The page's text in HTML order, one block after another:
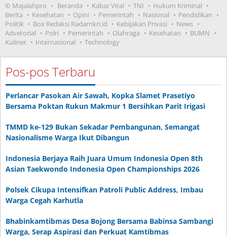
© Majalahpro Beranda Kabar Viral TNI
Hukum Kriminal
Berita
Kesehatan Opini Pemerintah Nasional
Pendidikan
Politik
Box Redaksi Radarnkri.id Kebijakan Privasi
News
Advetorial
Polri Pemerintah Olahraga Kesehatan
BUMN
Kuliner
Internasional Technology
Pos-pos Terbaru
Perlancar Pasokan Air Sawah, Kopka Slamet Prasetiyo
Bersama Poktan Rukun Makmur 1 Bersihkan Parit Irigasi
TMMD ke-129 Bukan Sekadar Pembangunan, Semangat
Nasionalisme Warga Ikut Dibangun
Indonesia Berjaya Raih Juara Umum Indonesia Open 8th
Asian Taekwondo Indonesia Open Championships 2026
Polsek Cikupa Intensifkan Patroli Public Address, Imbau
Warga Cegah Karhutla
Bhabinkamtibmas Desa Bojong Bersama Babinsa Sambangi
Warga, Serap Aspirasi dan Perkuat Kamtibmas